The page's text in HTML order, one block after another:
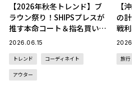
【2026年秋冬トレンド】ブ
ラウン祭り！SHIPSプレスが
推す本命コート＆指名買いア
イテム【展示会レポ】
2026.06.15
トレンド コーディネイト
アウター
【
の
戦
お
旅行